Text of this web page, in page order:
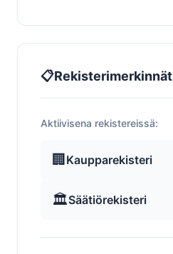
📋Rekisterimerkinnät
Aktiivisena rekistereissä:
🏢 Kaupparekisteri
🏛️Säätiörekisteri